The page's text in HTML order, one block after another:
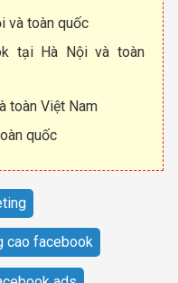
và toàn quốc
tại Hà Nội và toàn
toàn Việt Nam
quốc
cao facebook